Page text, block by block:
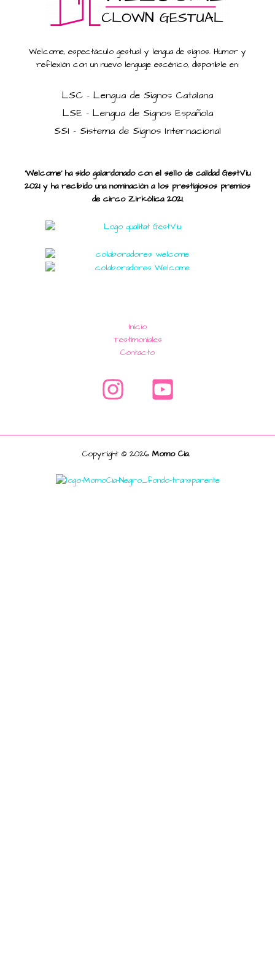
Welcome, espectáculo gestual y lengua de signos. Humor y
reflexión con un nuevo lenguaje escénico, disponible en:
LSC - Lengua de Signos Catalana
LSE - Lengua de Signos Española
SSI - Sistema de Signos Internacional
'Welcome' ha sido galardonado con el sello de calidad GestViu
2021 y ha recibido una nominación a los prestigiosos premios
de circo Zirkòlica 2021.
Inicio
Testimoniales
Contacto
Copyright © 2026 Momo Cia.